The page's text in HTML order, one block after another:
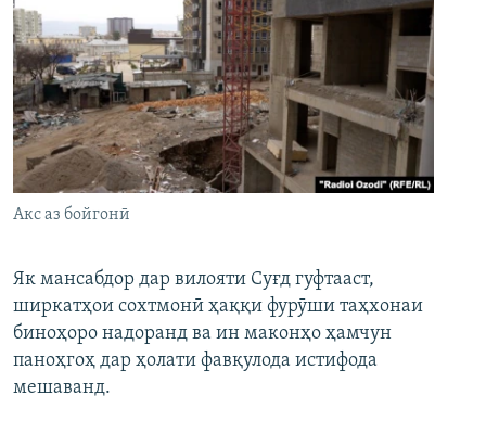
Акс аз бойгонӣ
Як мансабдор дар вилояти Суғд гуфтааст,
ширкатҳои сохтмонӣ ҳаққи фурӯши таҳхонаи
биноҳоро надоранд ва ин маконҳо ҳамчун
паноҳгоҳ дар ҳолати фавқулода истифода
мешаванд.